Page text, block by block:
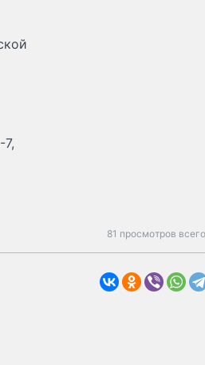
81 просмотров